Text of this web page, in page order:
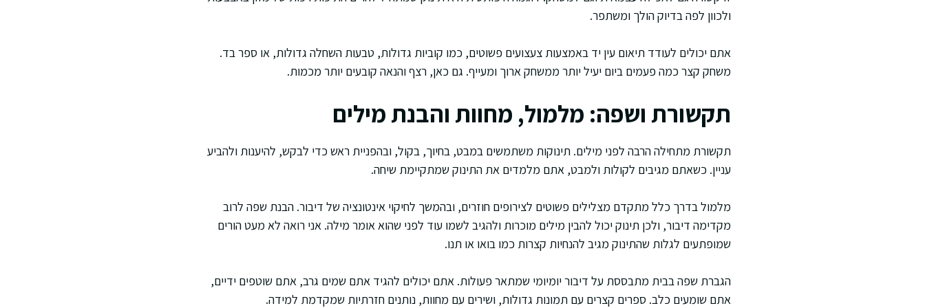
ולכוון לפה בדיוק הולך ומשתפר.
אתם יכולים לעודד תיאום עין יד באמצעות צעצועים פשוטים, כמו קוביות גדולות, טבעות השחלה גדולות, או ספר בד.
משחק קצר כמה פעמים ביום יעיל יותר ממשחק ארוך ומעייף. גם כאן, רצף והנאה קובעים יותר מכמות.
תקשורת ושפה: מלמול, מחוות והבנת מילים
תקשורת מתחילה הרבה לפני מילים. תינוקות משתמשים במבט, בחיוך, בקול, ובהפניית ראש כדי לבקש, להיענות ולהביע
עניין. כשאתם מגיבים לקולות ולמבט, אתם מלמדים את התינוק שמתקיימת שיחה.
מלמול בדרך כלל מתקדם מצלילים פשוטים לצירופים חוזרים, ובהמשך לחיקוי אינטונציה של דיבור. הבנת שפה לרוב
מקדימה דיבור, ולכן תינוק יכול להבין מילים מוכרות ולהגיב לשמו עוד לפני שהוא אומר מילה. אני רואה לא מעט הורים
שמופתעים לגלות שהתינוק מגיב להנחיות קצרות כמו בואו או תנו.
הגברת שפה בבית מתבססת על דיבור יומיומי שמתאר פעולות. אתם יכולים להגיד אתם שמים גרב, אתם שוטפים ידיים,
אתם שומעים כלב. ספרים קצרים עם תמונות גדולות, ושירים עם מחוות, נותנים חזרתיות שמקדמת למידה.